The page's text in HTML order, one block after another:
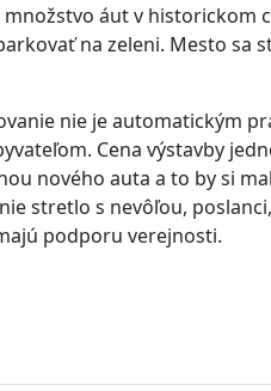
áut v historickom
na zeleni. Mesto sa
nie je automatickým
Cena výstavby
nového auta a to by si
stretlo s nevôľou,
podporu verejnosti.